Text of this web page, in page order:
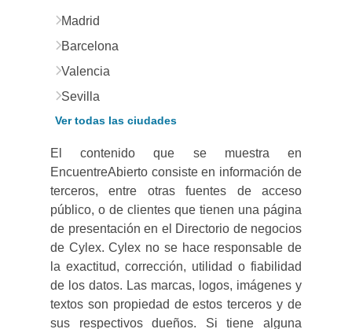
Madrid
Barcelona
Valencia
Sevilla
Ver todas las ciudades
El contenido que se muestra en
EncuentreAbierto consiste en información de
terceros, entre otras fuentes de acceso
público, o de clientes que tienen una página
de presentación en el Directorio de negocios
de Cylex. Cylex no se hace responsable de
la exactitud, corrección, utilidad o fiabilidad
de los datos. Las marcas, logos, imágenes y
textos son propiedad de estos terceros y de
sus respectivos dueños. Si tiene alguna